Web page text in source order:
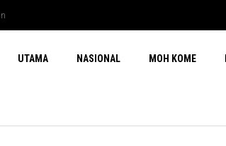
UTAMA NASIONAL MOH KOME